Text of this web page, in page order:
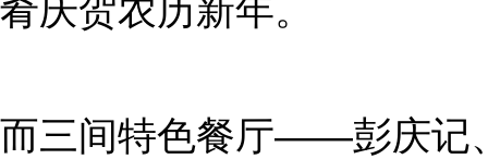
肴庆贺农历新年。
而三间特色餐厅——彭庆